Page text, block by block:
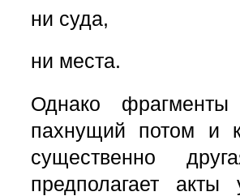
ни суда,
ни места.
Однако
пахнущий потом и
существенно
предполагает